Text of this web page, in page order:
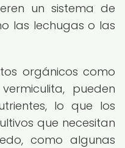
un sistema de
las lechugas o las
orgánicos como
pueden
lo que los
que necesitan
como algunas